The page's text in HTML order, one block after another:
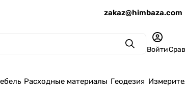
zakaz@himbaza.com
ПоискВойти
Расходные материалы Геодезия